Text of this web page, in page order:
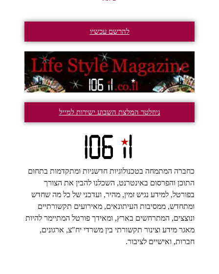
להרשם עכשיו
ניוזלטר המלצת השבוע ישירות למייל
כחברה המתמחה בטכנולוגיות חדשניות ומתקדמות בתחום
התוכן והפרסום באינטרנט, השכלנו להבין את הצורך
בפורטל, למידע נגיש זמין, מהיר, ועדכני של כל מה שחדש
ומתחדש, ממסיבות העיתונאים, מאירועים תקשורתיים
ונוצצים, המתרחשים בארץ, ומאידך פורטל המתיימר להיות
מאגר מידע וצינור תקשורתי בין משרדי יח"צ, ארגונים,
חברות, ואישיים לציבור.